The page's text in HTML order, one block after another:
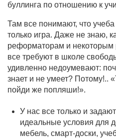
буллинга по отношению к
Там все понимают, что
только игра. Даже не знаю,
реформаторам и некоторым
все требуют в школе
удивленно недоумевают:
знает и не умеет? Потому!..
пойди же попляши!».
У нас все только и
идеальные условия для
мебель, смарт-доски,